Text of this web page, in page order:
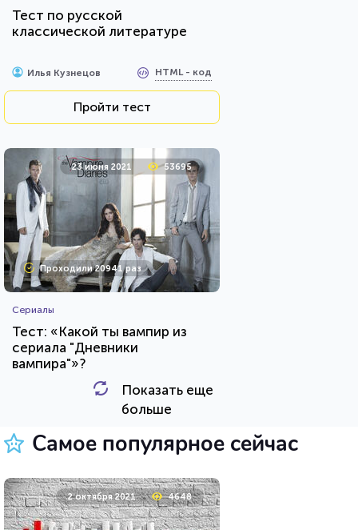
Тест по русской
классической литературе
Илья Кузнецов HTML - код
Пройти тест
23 июня 2021 53695
Проходили 20941 раз
Сериалы
Тест: «Какой ты вампир из
сериала "Дневники
вампира"»?
HTML - код
8 мая 2021 10553
Показать еще
больше
Самое популярное сейчас
2 октября 2021 4648